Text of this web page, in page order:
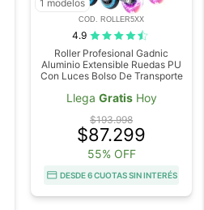
1 modelos
COD. ROLLER5XX
4.9
Roller Profesional Gadnic
Aluminio Extensible Ruedas PU
Con Luces Bolso De Transporte
Llega GratisHoy
$193.998
$87.299
55% OFF
DESDE 6 CUOTAS SIN INTERÉS